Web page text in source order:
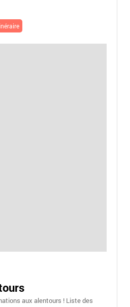
aux alentours ! Liste des